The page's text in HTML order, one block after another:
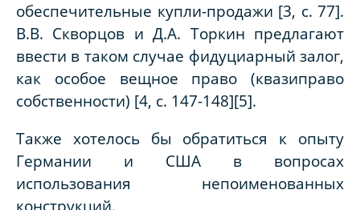
обеспечительные купли-продажи [3, с. 77].
В.В. Скворцов и Д.А. Торкин предлагают
ввести в таком случае фидуциарный залог,
как особое вещное право (квазиправо
собственности) [4, с. 147-148][5].
Также хотелось бы обратиться к опыту
Германии и США в вопросах
использования непоименованных
конструкций.